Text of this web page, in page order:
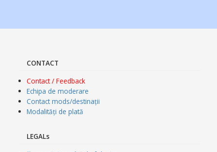
CONTACT
Contact / Feedback
Echipa de moderare
Contact mods/destinații
Modalități de plată
LEGALs